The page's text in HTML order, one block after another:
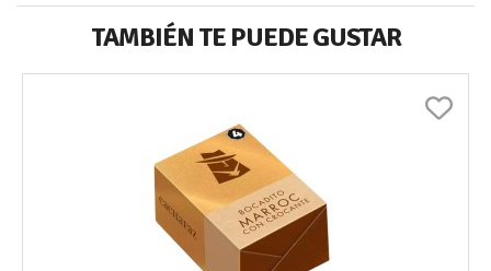
TAMBIÉN TE PUEDE GUSTAR